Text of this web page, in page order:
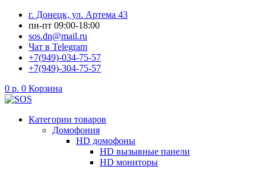
Перейти
содержимому
г. Донецк, ул. Артема 43
пн-пт 09:00-18:00
sos.dn@mail.ru
Чат в Telegram
+7(949)-034-75-57
+7(949)-304-75-57
0 р. 0 Корзина
Категории товаров
Домофония
HD домофоны
HD вызывные панели
HD мониторы